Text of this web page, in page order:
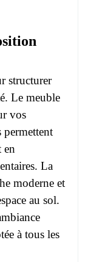
structurer
Le meuble
vos
permettent
en
La
moderne et
au sol.
à tous les